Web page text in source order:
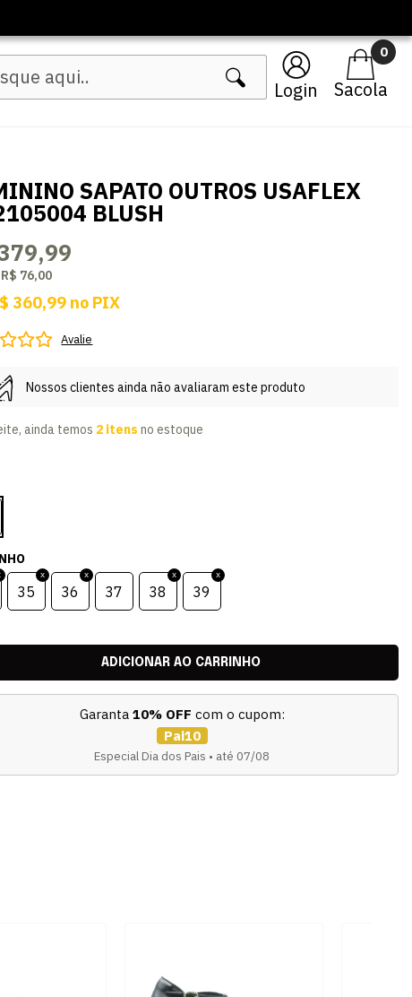
Login
0
SAPATO OUTROS USAFLEX
BLUSH
R$ 76,00
360,99 no PIX
Avalie
Nossos clientes ainda não avaliaram este produto
ainda temos 2 itens no estoque
35 36 37 38 39
Garanta 10% OFF com o cupom:
Pai10
Especial Dia dos Pais • até 07/08